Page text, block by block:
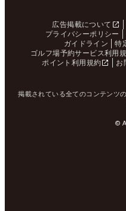
広告掲載について
プライバシーポリシー
ガイドライン
特
ゴルフ場予約サービス利用
ポイント利用規約
お
掲載されている全てのコンテンツ
©